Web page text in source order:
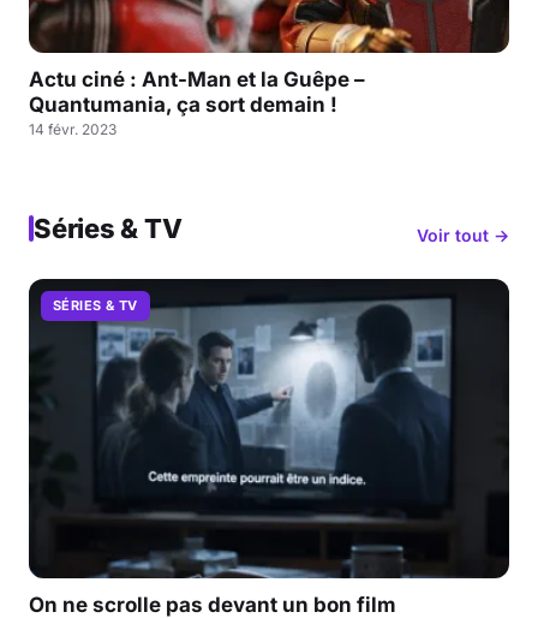
Actu ciné : Ant-Man et la Guêpe –
Quantumania, ça sort demain !
14 févr. 2023
Séries & TV Voir tout →
SÉRIES & TV
On ne scrolle pas devant un bon film